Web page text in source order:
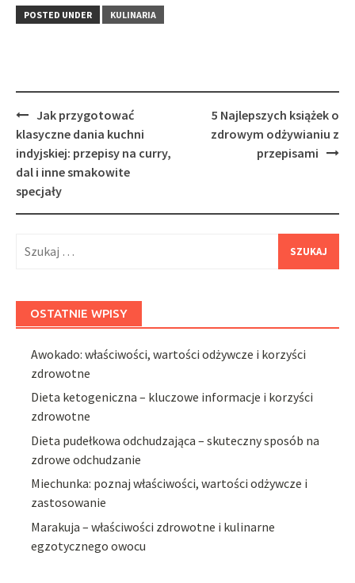
POSTED UNDER KULINARIA
Post
navigation
Jak przygotować
klasyczne dania kuchni
indyjskiej: przepisy na curry,
dal i inne smakowite
specjały
5 Najlepszych książek o
zdrowym odżywianiu z
przepisami
OSTATNIE WPISY
Awokado: właściwości, wartości odżywcze i korzyści
zdrowotne
Dieta ketogeniczna – kluczowe informacje i korzyści
zdrowotne
Dieta pudełkowa odchudzająca – skuteczny sposób na
zdrowe odchudzanie
Miechunka: poznaj właściwości, wartości odżywcze i
zastosowanie
Marakuja – właściwości zdrowotne i kulinarne
egzotycznego owocu